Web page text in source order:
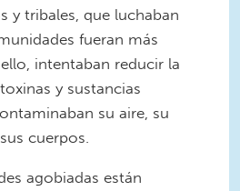
y tribales, que luchaban
fueran más
intentaban reducir la
y sustancias
su aire, su
cuerpos.
agobiadas están